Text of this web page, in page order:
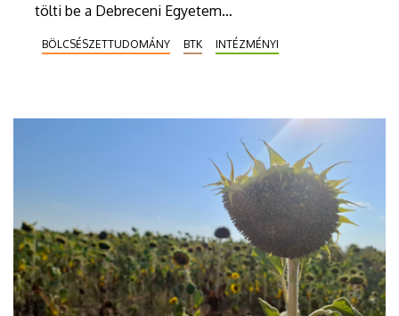
tölti be a Debreceni Egyetem
Bölcsészettudományi Kar dékáni posztját. Vezetői
stratégiájában fontos szerepet szán a kar
változó világ kihívásaira, elsősorban az oktatás, a
tudományos élet és a nemzetközi kapcsolatok
BÖLCSÉSZETTUDOMÁNY BTK INTÉZMÉNYI